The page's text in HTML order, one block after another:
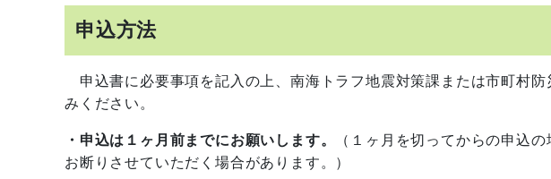
申込方法
申込書に必要事項を記入の上、南海トラフ地震対策課または市町村防
みください。
・申込は１ヶ月前までにお願いします。
（１ヶ月を切ってからの申込
お断りさせていただく場合があります。）